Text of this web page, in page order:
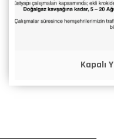
Kapalı